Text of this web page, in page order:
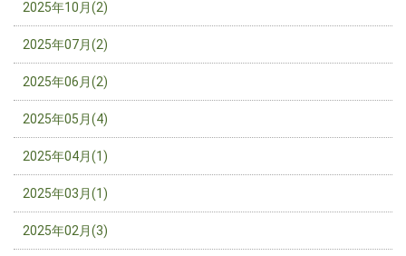
2025年10月(2)
2025年07月(2)
2025年06月(2)
2025年05月(4)
2025年04月(1)
2025年03月(1)
2025年02月(3)